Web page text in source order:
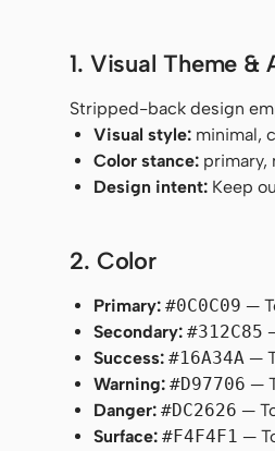
1. Visual Theme &
Stripped-back design
Visual style: minimal,
Color stance: primary,
Design intent: Keep
2. Color
Primary: #0C0C09 —
Secondary: #312C85
Success: #16A34A —
Warning: #D97706 —
Danger: #DC2626 —
Surface: #F4F4F1 —